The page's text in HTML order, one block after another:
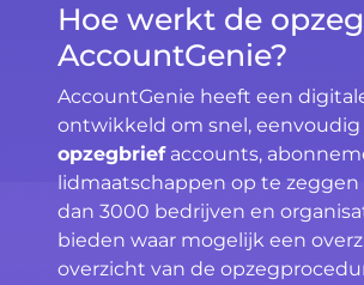
Hoe werkt de
AccountGenie?
AccountGenie heeft een
ontwikkeld om snel, eenvoudig
opzegbriefaccounts,
lidmaatschappen op te
dan 3000 bedrijven en
bieden waar mogelijk een
overzicht van de